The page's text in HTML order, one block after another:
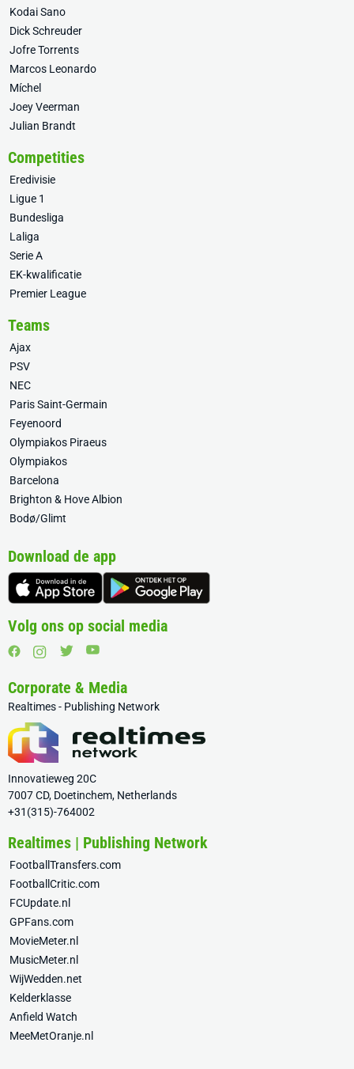
Kodai Sano
Dick Schreuder
Jofre Torrents
Marcos Leonardo
Míchel
Joey Veerman
Julian Brandt
Competities
Eredivisie
Ligue 1
Bundesliga
Laliga
Serie A
EK-kwalificatie
Premier League
Teams
Ajax
PSV
NEC
Paris Saint-Germain
Feyenoord
Olympiakos Piraeus
Olympiakos
Barcelona
Brighton & Hove Albion
Bodø/Glimt
Download de app
Volg ons op social media
Corporate & Media
Realtimes - Publishing Network
Innovatieweg 20C
7007 CD, Doetinchem, Netherlands
+31(315)-764002
Realtimes | Publishing Network
FootballTransfers.com
FootballCritic.com
FCUpdate.nl
GPFans.com
MovieMeter.nl
MusicMeter.nl
WijWedden.net
Kelderklasse
Anfield Watch
MeeMetOranje.nl